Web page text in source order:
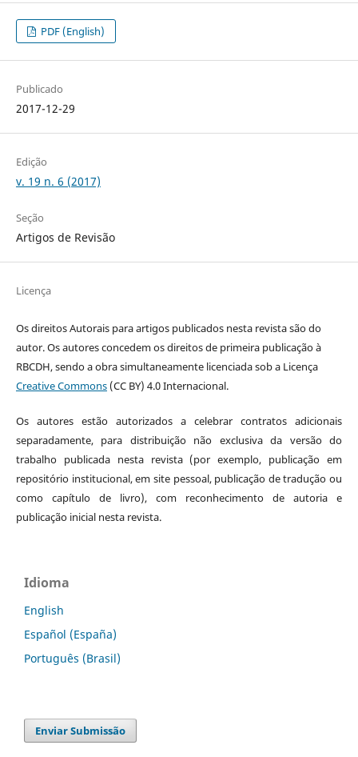
PDF (English)
Publicado
2017-12-29
Edição
v. 19 n. 6 (2017)
Seção
Artigos de Revisão
Licença
Os direitos Autorais para artigos publicados nesta revista são do
autor. Os autores concedem os direitos de primeira publicação à
RBCDH, sendo a obra simultaneamente licenciada sob a Licença
Creative Commons(CC BY) 4.0 Internacional.
Os autores estão autorizados a celebrar contratos adicionais
separadamente, para distribuição não exclusiva da versão do
trabalho publicada nesta revista (por exemplo, publicação em
repositório institucional, em site pessoal, publicação de tradução ou
como capítulo de livro), com reconhecimento de autoria e
publicação inicial nesta revista.
Idioma
English
Español (España)
Português (Brasil)
Enviar Submissão